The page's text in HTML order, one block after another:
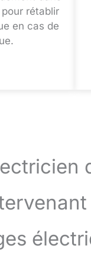
rétablir
en cas de